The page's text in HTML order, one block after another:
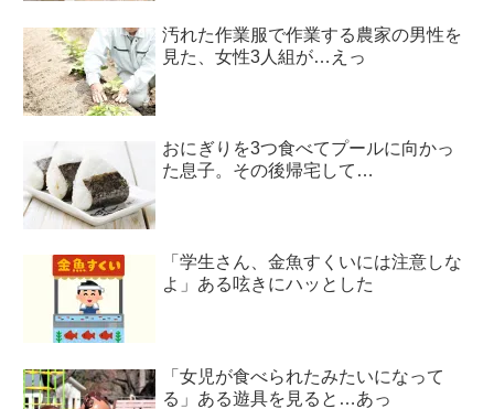
汚れた作業服で作業する農家の男性を
見た、女性3人組が…えっ
おにぎりを3つ食べてプールに向かっ
た息子。その後帰宅して…
「学生さん、金魚すくいには注意しな
よ」ある呟きにハッとした
「女児が食べられたみたいになって
る」ある遊具を見ると…あっ